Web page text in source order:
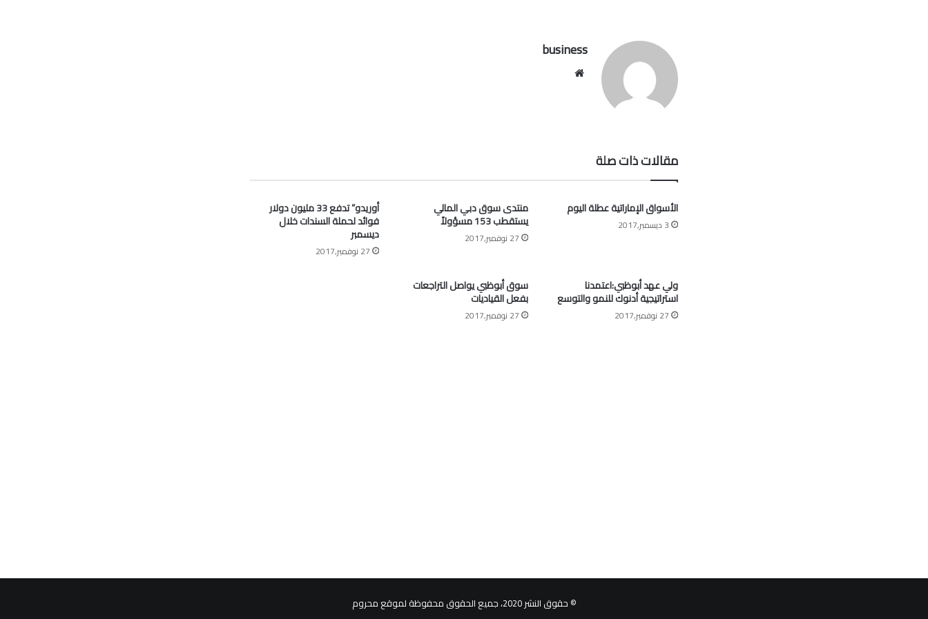
business
مقالات ذات صلة
الأسواق الإماراتية عطلة اليوم
3 ديسمبر,2017
منتدى سوق دبي المالي
يستقطب 153 مسؤولاً
27 نوفمبر,2017
أوريدو” تدفع 33 مليون دولار
فوائد لحملة السندات خلال
ديسمبر
27 نوفمبر,2017
ولي عهد أبوظبي:اعتمدنا
استراتيجية أدنوك للنمو والتوسع
27 نوفمبر,2017
سوق أبوظبي يواصل التراجعات
بفعل القياديات
27 نوفمبر,2017
© حقوق النشر 2020، جميع الحقوق محفوظة لموقع محروم